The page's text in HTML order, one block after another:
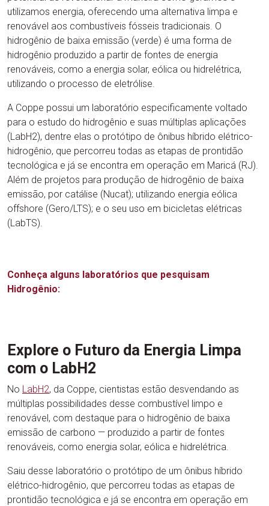
utilizamos energia, oferecendo uma alternativa limpa e
renovável aos combustíveis fósseis tradicionais. O
hidrogênio de baixa emissão (verde) é uma forma de
hidrogênio produzido a partir de fontes de energia
renováveis, como a energia solar, eólica ou hidrelétrica,
utilizando o processo de eletrólise.
A Coppe possui um laboratório especificamente voltado
para o estudo do hidrogênio e suas múltiplas aplicações
(LabH2), dentre elas o protótipo de ônibus híbrido elétrico-
hidrogênio, que percorreu todas as etapas de prontidão
tecnológica e já se encontra em operação em Maricá (RJ).
Além de projetos para produção de hidrogênio de baixa
emissão, por catálise (Nucat); utilizando energia eólica
offshore (Gero/LTS); e o seu uso em bicicletas elétricas
(LabTS).
Conheça alguns laboratórios que pesquisam
Hidrogênio:
Explore o Futuro da Energia Limpa
com o LabH2
No LabH2, da Coppe, cientistas estão desvendando as
múltiplas possibilidades desse combustível limpo e
renovável, com destaque para o hidrogênio de baixa
emissão de carbono — produzido a partir de fontes
renováveis, como energia solar, eólica e hidrelétrica.
Saiu desse laboratório o protótipo de um ônibus híbrido
elétrico-hidrogênio, que percorreu todas as etapas de
prontidão tecnológica e já se encontra em operação em